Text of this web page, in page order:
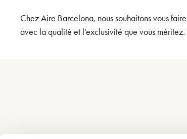
Chez Aire Barcelona, nous souhaitons vous
avec la qualité et l'exclusivité que vous